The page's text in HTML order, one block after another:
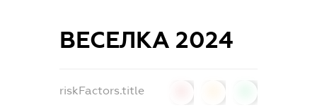
ВЕСЕЛКА 2024
riskFactors.title